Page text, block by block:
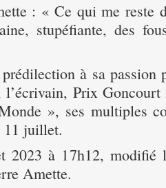
: « Ce qui me reste
stupéfiante, des
à sa passion
Prix Goncourt
», ses multiples
11 juillet.
2023 à 17h12, modifié
Amette.